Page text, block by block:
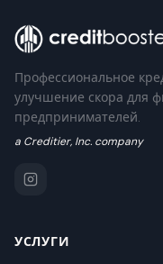
Профессиональное
улучшение скора для
предпринимателей.
a Creditier, Inc. company
УСЛУГИ